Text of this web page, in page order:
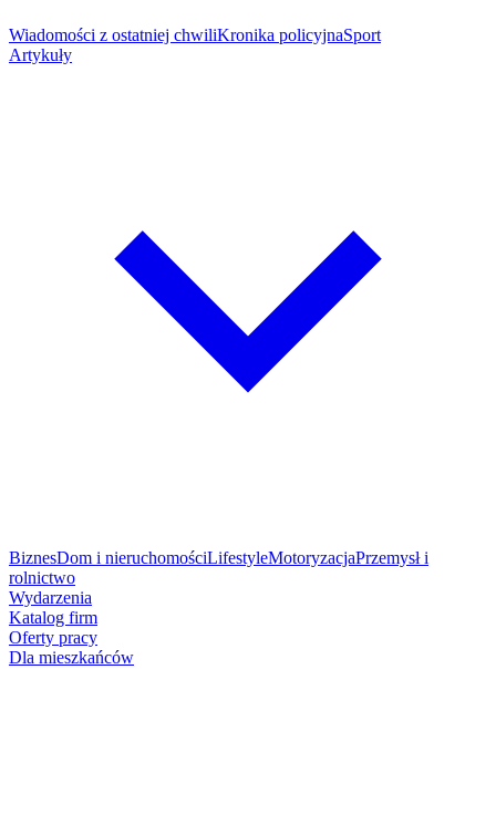
Wiadomości z ostatniej chwiliKronika policyjnaSport
Artykuły
BiznesDom i nieruchomościLifestyleMotoryzacjaPrzemysł i
rolnictwo
Wydarzenia
Katalog firm
Oferty pracy
Dla mieszkańców